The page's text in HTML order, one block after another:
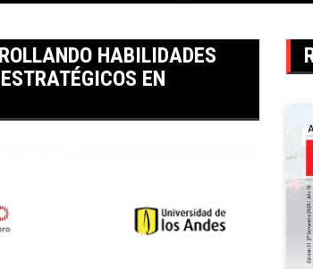
HABILIDADES
EN